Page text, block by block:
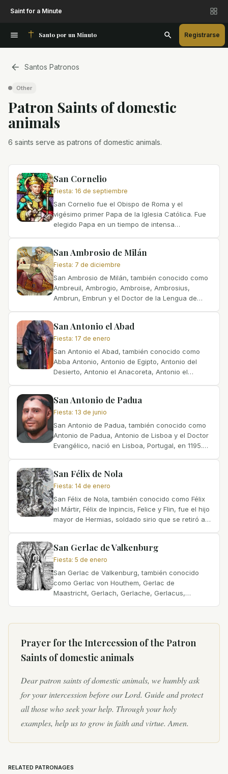
Saint for a Minute
Santo por un Minuto Registrarse
Santos Patronos
Other
Patron Saints ofdomestic
animals
6 saints serve as patrons of domestic animals.
San Cornelio
Fiesta: 16 de septiembre
San Cornelio fue el Obispo de Roma y el
vigésimo primer Papa de la Iglesia Católica. Fue
elegido Papa en un tiempo de intensa
San Ambrosio de Milán
Fiesta: 7 de diciembre
San Ambrosio de Milán, también conocido como
Ambreuil, Ambrogio, Ambroise, Ambrosius,
Ambrun, Embrun y el Doctor de la Lengua de
San Antonio el Abad
Fiesta: 17 de enero
San Antonio el Abad, también conocido como
Abba Antonio, Antonio de Egipto, Antonio del
Desierto, Antonio el Anacoreta, Antonio el
San Antonio de Padua
Fiesta: 13 de junio
San Antonio de Padua, también conocido como
Antonio de Padua, Antonio de Lisboa y el Doctor
Evangélico, nació en Lisboa, Portugal, en 1195.
San Félix de Nola
Fiesta: 14 de enero
San Félix de Nola, también conocido como Félix
el Mártir, Félix de Inpincis, Felice y Flin, fue el hijo
mayor de Hermias, soldado sirio que se retiró a
San Gerlac de Valkenburg
Fiesta: 5 de enero
San Gerlac de Valkenburg, también conocido
como Gerlac von Houthem, Gerlac de
Maastricht, Gerlach, Gerlache, Gerlacus,
Prayer for the Intercession ofthe Patron
Saints of domestic animals
Dear patron saints of domestic animals, we humbly ask
for your intercession before our Lord. Guide and protect
all those who seek your help. Through your holy
examples, help us to grow in faith and virtue. Amen.
RELATED PATRONAGES